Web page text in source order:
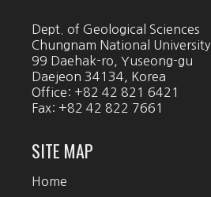
Dept. of Geological Sciences
Chungnam National University
99 Daehak-ro, Yuseong-gu
Daejeon 34134, Korea
Office: +82 42 821 6421
Fax: +82 42 822 7661
SITE MAP
Home